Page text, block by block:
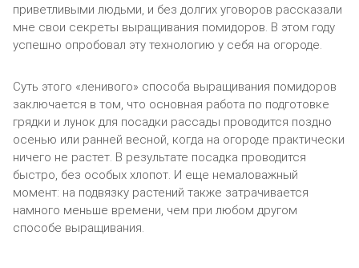
приветливыми людьми, и без долгих уговоров рассказали
мне свои секреты выращивания помидоров. В этом году
успешно опробовал эту технологию у себя на огороде.
Суть этого «ленивого» способа выращивания помидоров
заключается в том, что основная работа по подготовке
грядки и лунок для посадки рассады проводится поздно
осенью или ранней весной, когда на огороде практически
ничего не растет. В результате посадка проводится
быстро, без особых хлопот. И еще немаловажный
момент: на подвязку растений также затрачивается
намного меньше времени, чем при любом другом
способе выращивания.